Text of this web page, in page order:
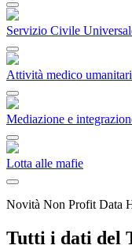
Servizio Civile
Attività medico
Mediazione e
Lotta alle mafie
Novità Non Profit Data
Tutti i dati del